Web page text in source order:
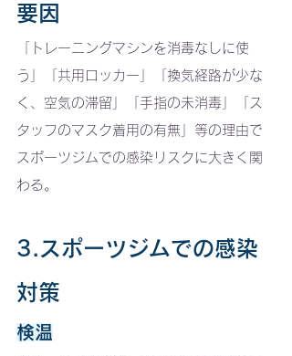
要因
「トレーニングマシンを消毒なしに使
う」「共用ロッカー」「換気経路が少な
く、空気の滞留」「手指の未消毒」「ス
タッフのマスク着用の有無」等の理由で
スポーツジムでの感染リスクに大きく関
わる。
3.スポーツジムでの感染
対策
検温